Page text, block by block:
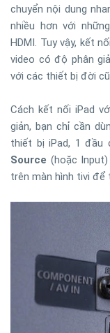
chuyển nội dung
nhiều hơn với
HDMI. Tuy vậy, kết
video có độ phân
với các thiết bị đời
Cách kết nối iPad
giản, bạn chỉ cần
thiết bị iPad, 1 đầu
Source (hoặc
trên màn hình tivi để